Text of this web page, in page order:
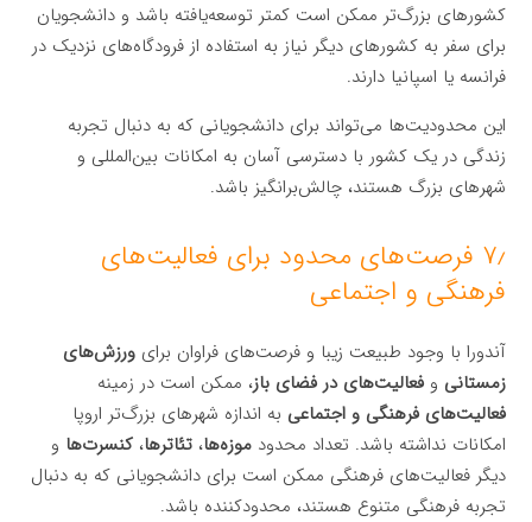
کشورهای بزرگ‌تر ممکن است کمتر توسعه‌یافته باشد و دانشجویان
برای سفر به کشورهای دیگر نیاز به استفاده از فرودگاه‌های نزدیک در
فرانسه یا اسپانیا دارند.
این محدودیت‌ها می‌تواند برای دانشجویانی که به دنبال تجربه
زندگی در یک کشور با دسترسی آسان به امکانات بین‌المللی و
شهرهای بزرگ هستند، چالش‌برانگیز باشد.
۷٫ فرصت‌های محدود برای فعالیت‌های
فرهنگی و اجتماعی
آندورا با وجود طبیعت زیبا و فرصت‌های فراوان برایورزش‌های
زمستانی وفعالیت‌های در فضای باز، ممکن است در زمینه
فعالیت‌های فرهنگی و اجتماعی به اندازه شهرهای بزرگ‌تر اروپا
امکانات نداشته باشد. تعداد محدودموزه‌ها،تئاترها،کنسرت‌ها و
دیگر فعالیت‌های فرهنگی ممکن است برای دانشجویانی که به دنبال
تجربه فرهنگی متنوع هستند، محدودکننده باشد.